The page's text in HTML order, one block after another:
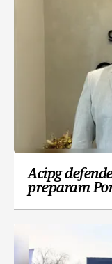
Acipg
preparam